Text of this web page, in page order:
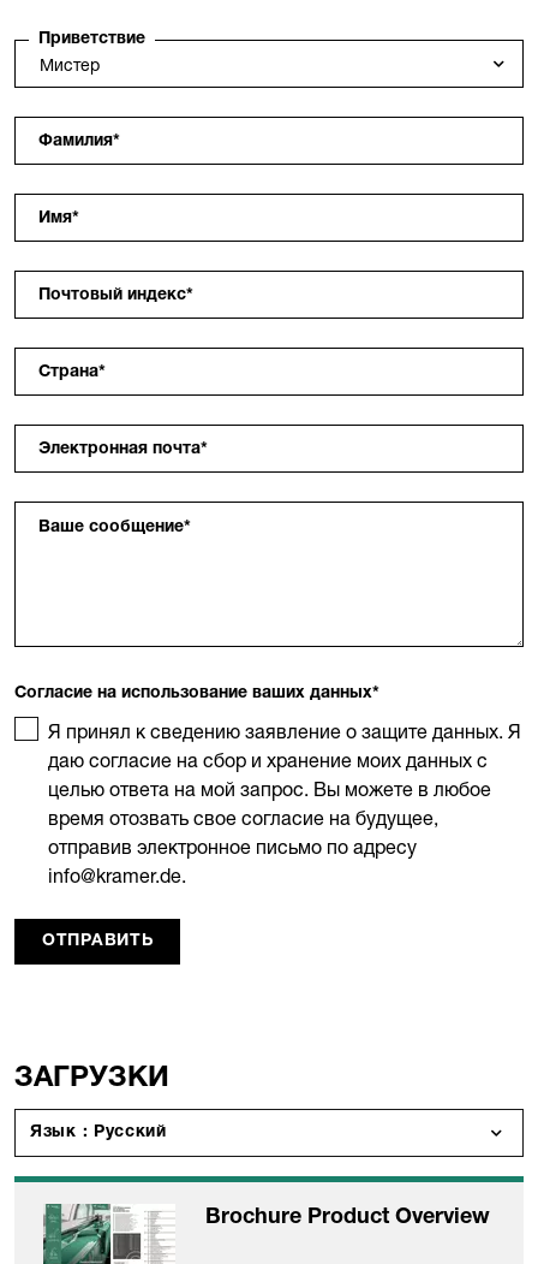
Приветствие
Фамилия*
Имя*
Почтовый индекс*
Страна*
Электронная почта*
Ваше сообщение*
Согласие на использование ваших данных*
Я принял к сведению заявление о защите данных. Я
даю согласие на сбор и хранение моих данных с
целью ответа на мой запрос. Вы можете в любое
время отозвать свое согласие на будущее,
отправив электронное письмо по адресу
info@kramer.de.
ОТПРАВИТЬ
ЗАГРУЗКИ
Язык : Русский
Brochure Product Overview